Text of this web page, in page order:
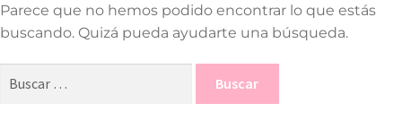
Parece que no hemos podido encontrar lo que estás
buscando. Quizá pueda ayudarte una búsqueda.